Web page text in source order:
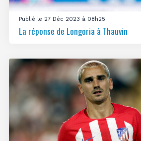
Publié le 27 Déc 2023 à 08h25
La réponse de Longoria à Thauvin